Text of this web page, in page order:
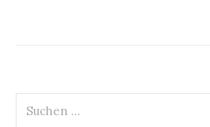
nach: